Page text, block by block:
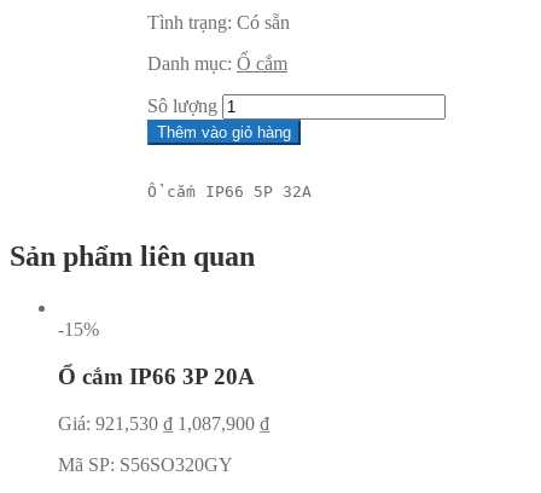
Tình trạng: Có sẵn
Danh mục: Ổ cắm
Sô lượng
Thêm vào giỏ hàng
Ổ cắm IP66 5P 32A
Sản phẩm liên quan
-15%
Ổ cắm IP66 3P 20A
Giá: 921,530 ₫ 1,087,900 ₫
Mã SP: S56SO320GY